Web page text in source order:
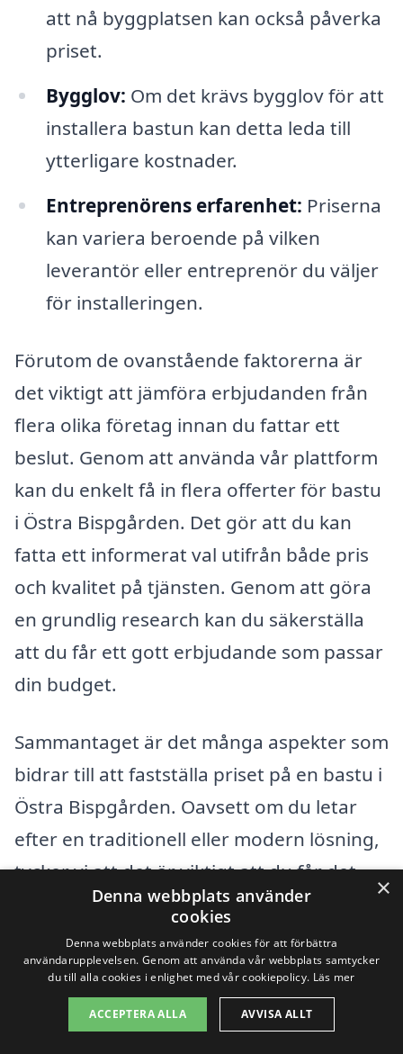
att nå byggplatsen kan också påverka
priset.
Bygglov: Om det krävs bygglov för att
installera bastun kan detta leda till
ytterligare kostnader.
Entreprenörens erfarenhet: Priserna
kan variera beroende på vilken
leverantör eller entreprenör du väljer
för installeringen.
Förutom de ovanstående faktorerna är
det viktigt att jämföra erbjudanden från
flera olika företag innan du fattar ett
beslut. Genom att använda vår plattform
kan du enkelt få in flera offerter för bastu
i Östra Bispgården. Det gör att du kan
fatta ett informerat val utifrån både pris
och kvalitet på tjänsten. Genom att göra
en grundlig research kan du säkerställa
att du får ett gott erbjudande som passar
din budget.
Sammantaget är det många aspekter som
bidrar till att fastställa priset på en bastu i
Östra Bispgården. Oavsett om du letar
efter en traditionell eller modern lösning,
tycker vi att det är viktigt att du får det
bästa möjliga erbjudandet. Lycka till med
din bastuinstallation!
Få 3 erbjudanden, gratis och utan
förpliktelser
×
Denna webbplats använder
cookies
Denna webbplats använder cookies för att förbättra
användarupplevelsen. Genom att använda vår webbplats samtycker
du till alla cookies i enlighet med vår cookiepolicy. Läs mer
ACCEPTERA ALLA AVVISA ALLT